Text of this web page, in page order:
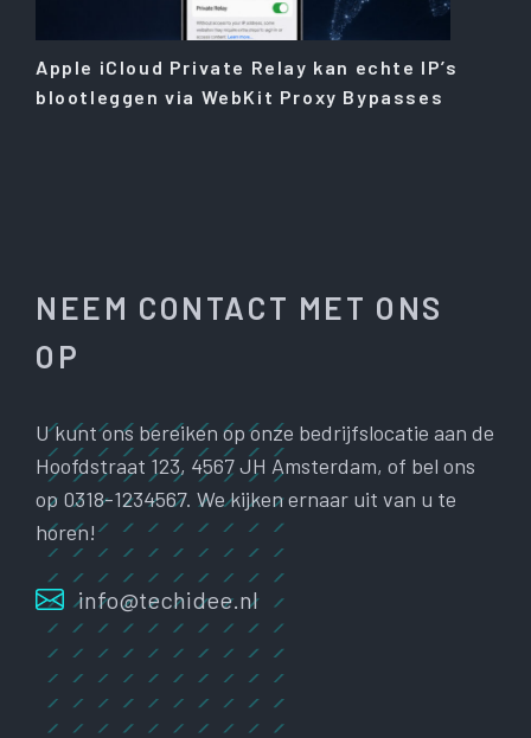
Apple iCloud Private Relay kan echte IP’s
blootleggen via WebKit Proxy Bypasses
NEEM CONTACT MET ONS
OP
U kunt ons bereiken op onze bedrijfslocatie aan de
Hoofdstraat 123, 4567 JH Amsterdam, of bel ons
op 0318-1234567. We kijken ernaar uit van u te
horen!
info@techidee.nl